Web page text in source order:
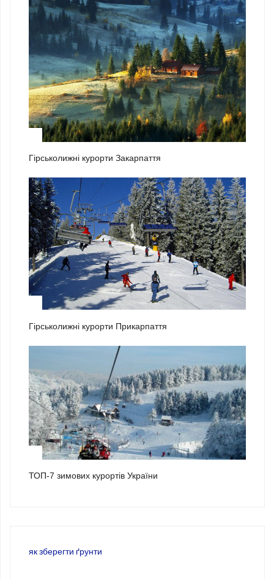
Гірськолижні курорти Закарпаття
Гірськолижні курорти Прикарпаття
ТОП-7 зимових курортів України
як зберегти ґрунти